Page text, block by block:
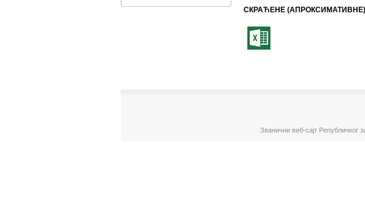
СКРАЋЕНЕ (АПРОКСИМАТИВНЕ)
Званични веб-сајт Републичког